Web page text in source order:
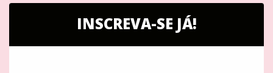
INSCREVA-SE JÁ!